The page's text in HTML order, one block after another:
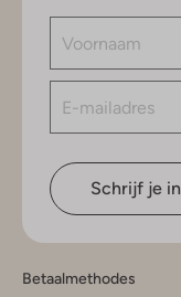
Schrijf je in
Betaalmethodes